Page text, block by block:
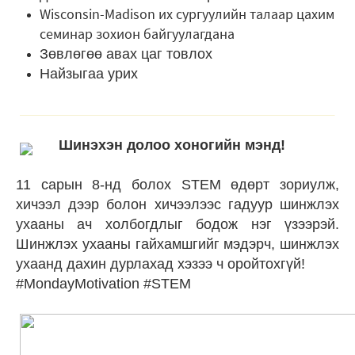
Wisconsin-Madison их сургуулийн талаар цахим
семинар зохион байгуулагдана
Зөвлөгөө авах цаг товлох
Найзыгаа урих
Шинэхэн долоо хоногийн мэнд!
11 сарын 8-нд болох STEM өдөрт зориулж,
хичээл дээр болон хичээлээс гадуур шинжлэх
ухааны ач холбогдлыг бодож нэг үзээрэй.
Шинжлэх ухааны гайхамшгийг мэдэрч, шинжлэх
ухаанд дахин дурлахад хэзээ ч оройтохгүй!
#MondayMotivation #STEM